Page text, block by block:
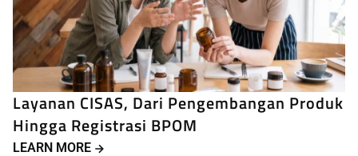
Layanan CISAS, Dari Pengembangan Produk
Hingga Registrasi BPOM
LEARN MORE